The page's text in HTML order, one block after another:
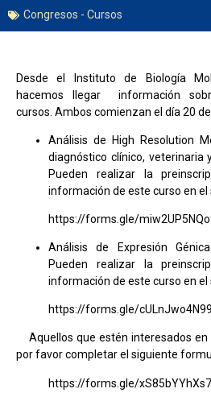
Congresos - Cursos
Desde el Instituto de Biología
hacemos llegar información
cursos. Ambos comienzan el día 20 de
Análisis de High Resolution
diagnóstico clínico, veterinaria
Pueden realizar la
información de este curso en el
https://forms.gle/
Análisis de Expresión
Pueden realizar la
información de este curso en el
https://forms.gle/
Aquellos que estén interesados en
por favor completar el siguiente
https://forms.gle/